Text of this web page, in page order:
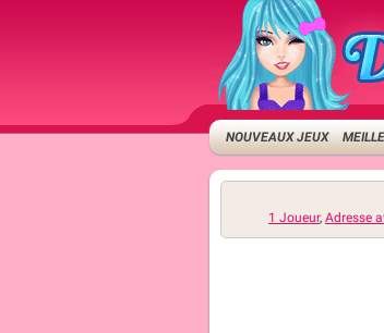
NOUVEAUX JEUX
1 Joueur, Adresse